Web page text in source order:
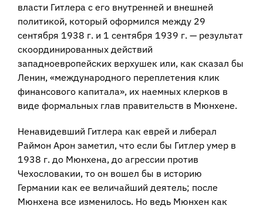
власти Гитлера с его внутренней и внешней
политикой, который оформился между 29
сентября 1938 г. и 1 сентября 1939 г. — результат
скоординированных действий
западноевропейских верхушек или, как сказал бы
Ленин, «международного переплетения клик
финансового капитала», их наемных клерков в
виде формальных глав правительств в Мюнхене.
Ненавидевший Гитлера как еврей и либерал
Раймон Арон заметил, что если бы Гитлер умер в
1938 г. до Мюнхена, до агрессии против
Чехословакии, то он вошел бы в историю
Германии как ее величайший деятель; после
Мюнхена все изменилось. Но ведь Мюнхен как